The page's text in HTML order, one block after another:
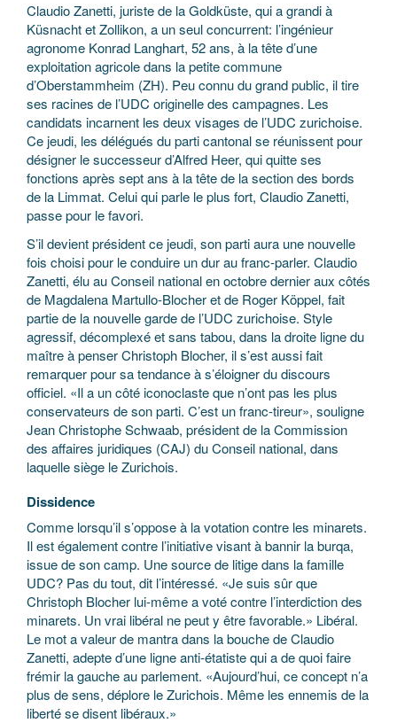
Claudio Zanetti, juriste de la Goldküste, qui a grandi à
Küsnacht et Zollikon, a un seul concurrent: l’ingénieur
agronome Konrad Langhart, 52 ans, à la tête d’une
exploitation agricole dans la petite commune
d’Oberstammheim (ZH). Peu connu du grand public, il tire
ses racines de l’UDC originelle des campagnes. Les
candidats incarnent les deux visages de l’UDC zurichoise.
Ce jeudi, les délégués du parti cantonal se réunissent pour
désigner le successeur d’Alfred Heer, qui quitte ses
fonctions après sept ans à la tête de la section des bords
de la Limmat. Celui qui parle le plus fort, Claudio Zanetti,
passe pour le favori.
S’il devient président ce jeudi, son parti aura une nouvelle
fois choisi pour le conduire un dur au franc-parler. Claudio
Zanetti, élu au Conseil national en octobre dernier aux côtés
de Magdalena Martullo-Blocher et de Roger Köppel, fait
partie de la nouvelle garde de l’UDC zurichoise. Style
agressif, décomplexé et sans tabou, dans la droite ligne du
maître à penser Christoph Blocher, il s’est aussi fait
remarquer pour sa tendance à s’éloigner du discours
officiel. «Il a un côté iconoclaste que n’ont pas les plus
conservateurs de son parti. C’est un franc-tireur», souligne
Jean Christophe Schwaab, président de la Commission
des affaires juridiques (CAJ) du Conseil national, dans
laquelle siège le Zurichois.
Dissidence
Comme lorsqu’il s’oppose à la votation contre les minarets.
Il est également contre l’initiative visant à bannir la burqa,
issue de son camp. Une source de litige dans la famille
UDC? Pas du tout, dit l’intéressé. «Je suis sûr que
Christoph Blocher lui-même a voté contre l’interdiction des
minarets. Un vrai libéral ne peut y être favorable.» Libéral.
Le mot a valeur de mantra dans la bouche de Claudio
Zanetti, adepte d’une ligne anti-étatiste qui a de quoi faire
frémir la gauche au parlement. «Aujourd’hui, ce concept n’a
plus de sens, déplore le Zurichois. Même les ennemis de la
liberté se disent libéraux.»